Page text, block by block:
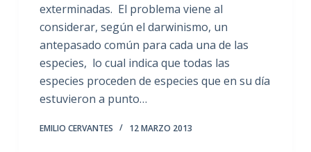
exterminadas. El problema viene al
considerar, según el darwinismo, un
antepasado común para cada una de las
especies, lo cual indica que todas las
especies proceden de especies que en su día
estuvieron a punto…
EMILIO CERVANTES 12 MARZO 2013